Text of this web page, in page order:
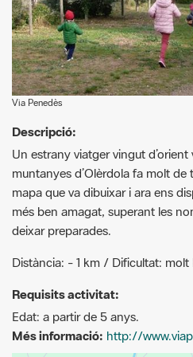
Via Penedès
Descripció:
Un estrany viatger vingut
mapa que va dibuixar i ara ens
més ben amagat, superant les
deixar preparades.
Distància: - 1 km / Dificultat: molt
Requisits activitat:
Edat: a partir de 5 anys.
+
−